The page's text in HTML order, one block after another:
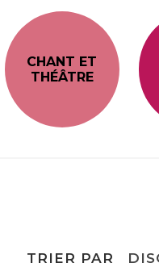
CHANT ET
THÉÂTRE
TRIER PAR